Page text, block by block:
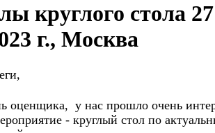
круглого стола 27
г., Москва
оценщика, у нас прошло очень
- круглый стол по